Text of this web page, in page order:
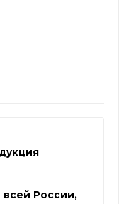
всей России,